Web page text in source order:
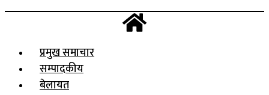
प्रमुख समाचार
सम्पादकीय
बेलायत